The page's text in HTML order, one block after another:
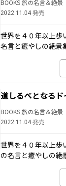
BOOKS 旅の名言＆絶景
2022.11.04 発売
世界を４０年以上歩
名言と癒やしの絶景
道しるべとなる
BOOKS 旅の名言＆絶景
2022.11.04 発売
世界を４０年以上歩
の名言と癒やしの絶